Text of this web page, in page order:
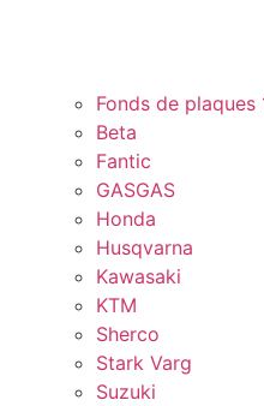
Fonds de plaques
Beta
Fantic
GASGAS
Honda
Husqvarna
Kawasaki
KTM
Sherco
Stark Varg
Suzuki